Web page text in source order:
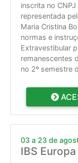
inscrita no
representada
Maria Cristina
normas e
Extravestibular
remanescentes
no 2º semestre
03 a 23 de
IBS Europa